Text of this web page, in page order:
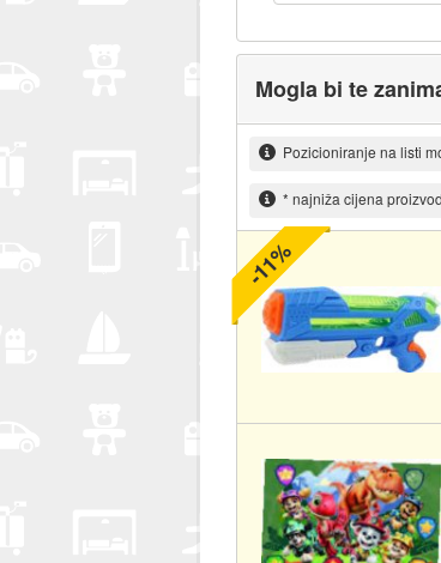
Mogla bi te
Pozicioniranje na listi
* najniža cijena
-11%